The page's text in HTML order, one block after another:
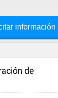
información
de